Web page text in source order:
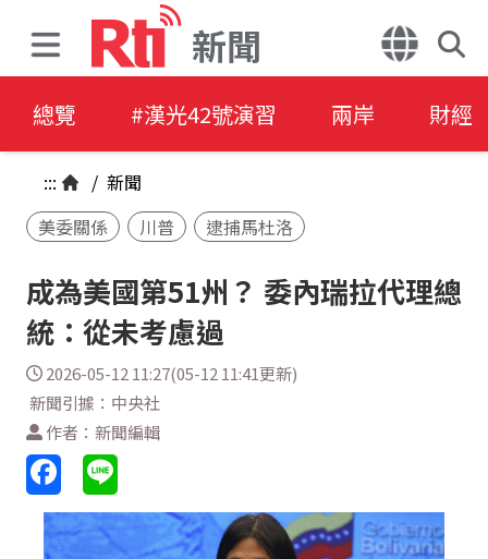
新聞
總覽 #漢光42號演習 兩岸 財經
::: / 新聞
美委關係
川普 逮捕馬杜洛
成為美國第51州？ 委內瑞拉代理總
統：從未考慮過
2026-05-12 11:27(05-12 11:41更新)
新聞引據：中央社
作者：新聞編輯